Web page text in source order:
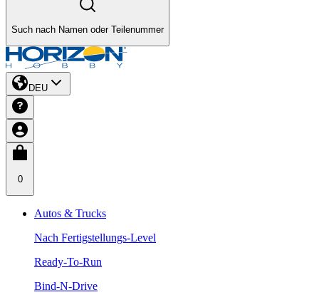
Such nach Namen oder Teilenummer
DEU
0
Autos & Trucks
Nach Fertigstellungs-Level
Ready-To-Run
Bind-N-Drive